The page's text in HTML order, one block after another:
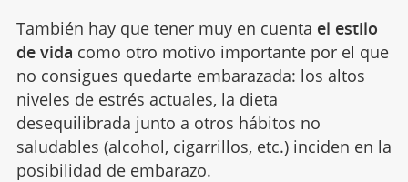
También hay que tener muy en cuenta el estilo
de vida como otro motivo importante por el que
no consigues quedarte embarazada: los altos
niveles de estrés actuales, la dieta
desequilibrada junto a otros hábitos no
saludables (alcohol, cigarrillos, etc.) inciden en la
posibilidad de embarazo.